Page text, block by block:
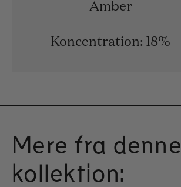
Amber
Koncentration: 18%
Mere fra denne
kollektion: